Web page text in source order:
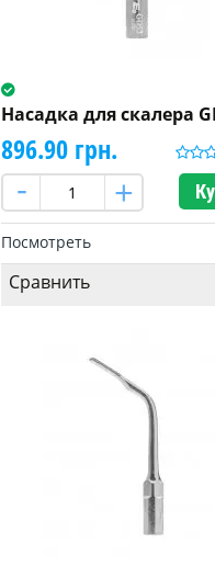
Насадка для скалера
896.90 грн.
Посмотреть
Сравнить